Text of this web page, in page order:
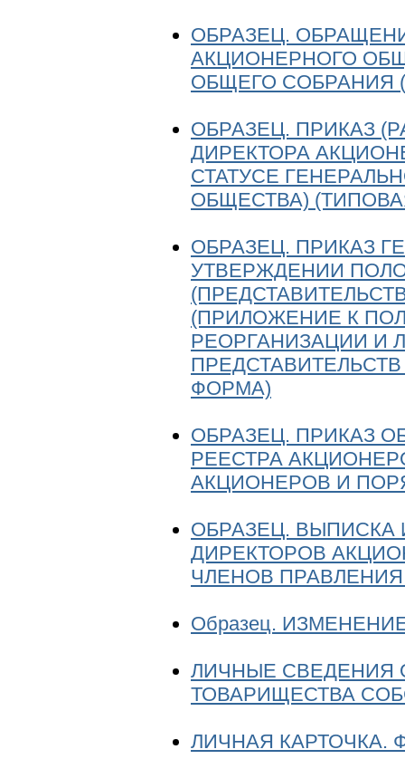
ОБРАЗЕЦ.
АКЦИОНЕРНОГО
ОБЩЕГО СОБРАНИЯ
ОБРАЗЕЦ. ПРИКАЗ
ДИРЕКТОРА
СТАТУСЕ
ОБЩЕСТВА)
ОБРАЗЕЦ. ПРИКАЗ
УТВЕРЖДЕНИИ
(ПРИЛОЖЕНИЕ К
РЕОРГАНИЗАЦИИ И
ФОРМА)
ОБРАЗЕЦ. ПРИКАЗ
РЕЕСТРА
АКЦИОНЕРОВ И
ОБРАЗЕЦ. ВЫПИСКА
ДИРЕКТОРОВ
ЧЛЕНОВ
Образец.
ЛИЧНЫЕ СВЕДЕНИЯ
ТОВАРИЩЕСТВА
ЛИЧНАЯ КАРТОЧКА.